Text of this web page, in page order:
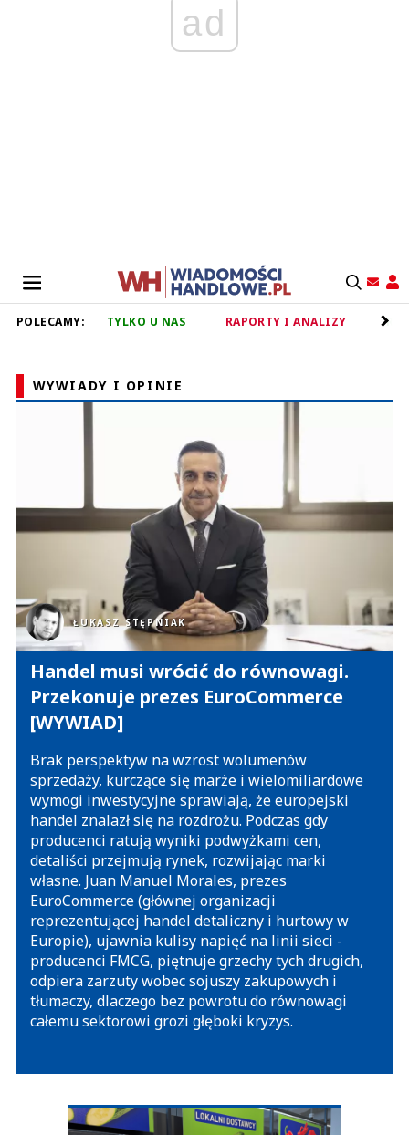
ad
POLECAMY: TYLKO U NAS RAPORTY I ANALIZY
WYWIADY I OPINIE
ŁUKASZ STĘPNIAK
Handel musi wrócić do równowagi.
Przekonuje prezes EuroCommerce
[WYWIAD]
Brak perspektyw na wzrost wolumenów
sprzedaży, kurczące się marże i wielomiliardowe
wymogi inwestycyjne sprawiają, że europejski
handel znalazł się na rozdrożu. Podczas gdy
producenci ratują wyniki podwyżkami cen,
detaliści przejmują rynek, rozwijając marki
własne. Juan Manuel Morales, prezes
EuroCommerce (głównej organizacji
reprezentującej handel detaliczny i hurtowy w
Europie), ujawnia kulisy napięć na linii sieci -
producenci FMCG, piętnuje grzechy tych drugich,
odpiera zarzuty wobec sojuszy zakupowych i
tłumaczy, dlaczego bez powrotu do równowagi
całemu sektorowi grozi głęboki kryzys.